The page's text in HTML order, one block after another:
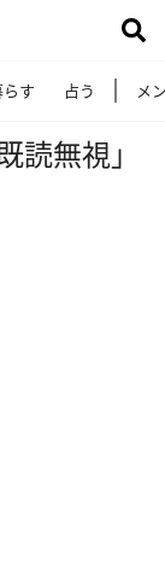
す 占う メ
読無視」